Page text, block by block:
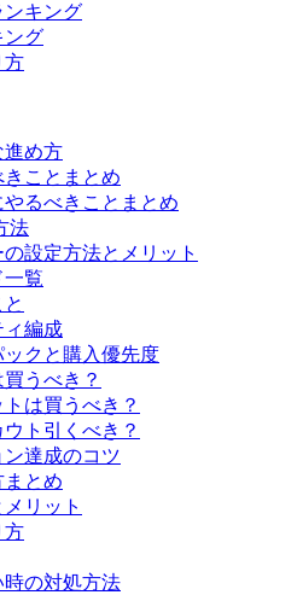
ンキング
ング
方
進め方
ことまとめ
るべきことまとめ
法
設定方法とメリット
一覧
ィ編成
クと購入優先度
うべき？
は買うべき？
ト引くべき？
達成のコツ
まとめ
リット
方
の対処方法